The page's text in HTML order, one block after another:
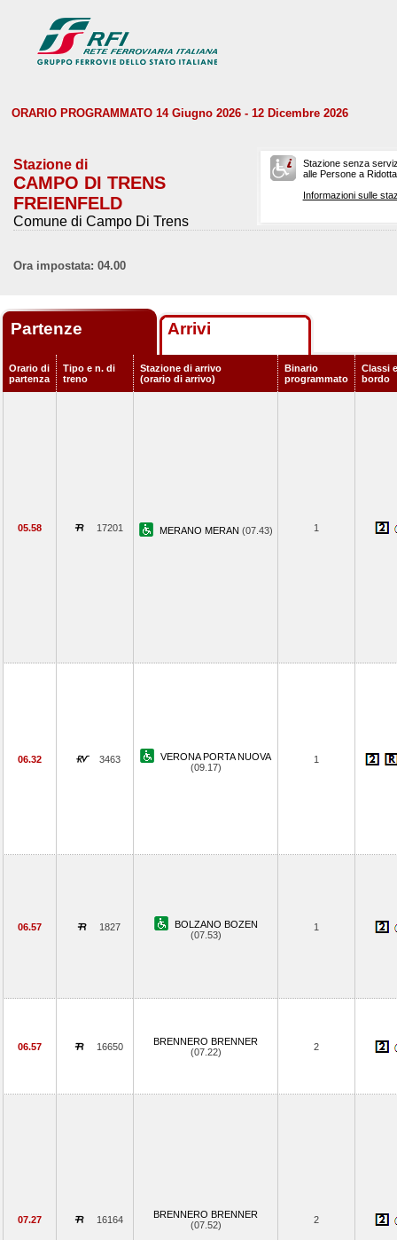
ORARIO PROGRAMMATO 14 Giugno 2026 - 12 Dicembre 2026
Stazione di
CAMPO DI TRENS
FREIENFELD
Comune di Campo Di Trens
Stazione senza
alle Persone a
Informazioni sulle
Ora impostata: 04.00
Partenze Arrivi
Orario di
partenza
Tipo e n. di
treno
Stazione di arrivo
(orario di arrivo)
Binario
programmato
Classi
bordo
05.58 17201 MERANO MERAN (07.43) 1
06.32 3463
VERONA PORTA NUOVA
(09.17)
1
06.57 1827
BOLZANO BOZEN
(07.53)
1
06.57 16650
BRENNERO BRENNER
(07.22)
2
07.27 16164
BRENNERO BRENNER
(07.52)
2